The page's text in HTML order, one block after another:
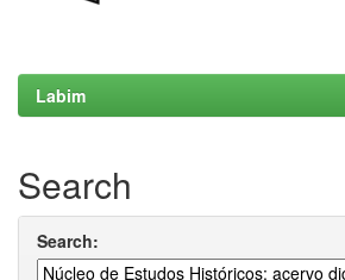
Labim
Search
Search: